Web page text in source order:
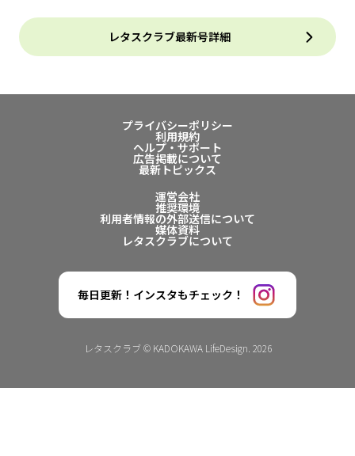
レタスクラブ最新号詳細
プライバシーポリシー
利用規約
ヘルプ・サポート
広告掲載について
最新トピックス
運営会社
推奨環境
利用者情報の外部送信について
媒体資料
レタスクラブについて
毎日更新！インスタもチェック！
レタスクラブ © KADOKAWA LifeDesign. 2026